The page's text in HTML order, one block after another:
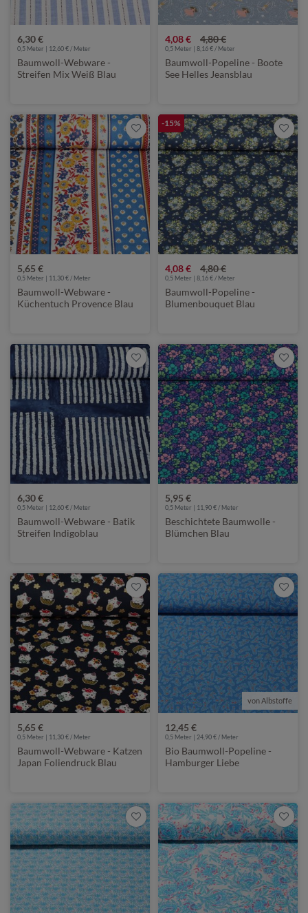
6,30 €
0,5 Meter | 12,60 € / Meter
Baumwoll-Webware -
Streifen Mix Weiß Blau
4,08 € 4,80 €
0,5 Meter | 8,16 € / Meter
Baumwoll-Popeline - Boote
See Helles Jeansblau
5,65 €
0,5 Meter | 11,30 € / Meter
Baumwoll-Webware -
Küchentuch Provence Blau
-15%
4,08 € 4,80 €
0,5 Meter | 8,16 € / Meter
Baumwoll-Popeline -
Blumenbouquet Blau
6,30 €
0,5 Meter | 12,60 € / Meter
Baumwoll-Webware - Batik
Streifen Indigoblau
5,95 €
0,5 Meter | 11,90 € / Meter
Beschichtete Baumwolle -
Blümchen Blau
5,65 €
0,5 Meter | 11,30 € / Meter
Baumwoll-Webware - Katzen
Japan Foliendruck Blau
von Albstoffe
12,45 €
0,5 Meter | 24,90 € / Meter
Bio Baumwoll-Popeline -
Hamburger Liebe